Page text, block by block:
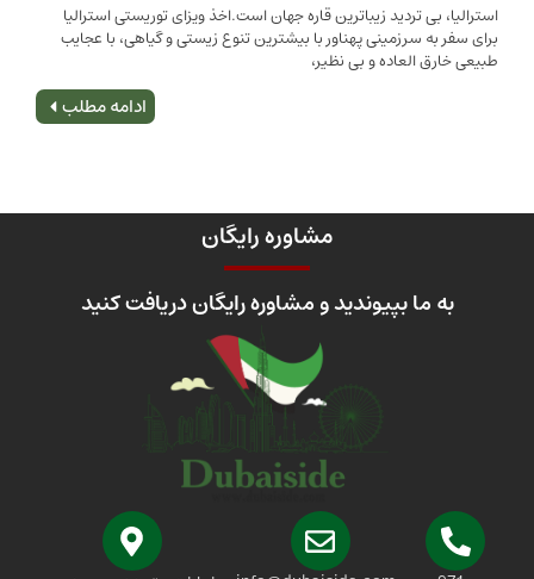
تردید زیباترین قاره جهان است.اخذ ویزای توریستی استرالیا
سرزمینی پهناور با بیشترین تنوع زیستی و گیاهی، با عجایب
العاده و بی نظیر،
تابعیت و اخذ
شخص به دولت
مشاوره رایگان
بپیوندید و مشاوره رایگان دریافت کنید